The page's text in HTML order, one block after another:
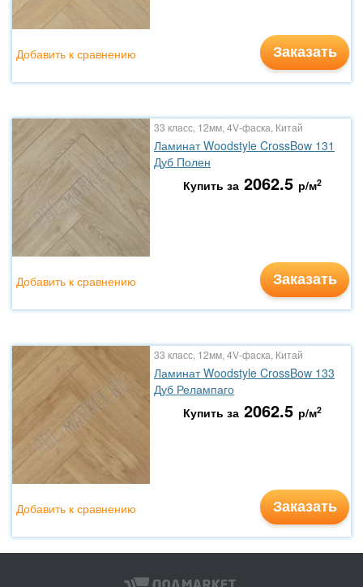
Заказать
Добавить к сравнению
33 класс, 12мм, 4V-фаска, Китай
Ламинат Woodstyle CrossBow 131
Дуб Полен
Купить за 2062.5 р/м2
Заказать
Добавить к сравнению
33 класс, 12мм, 4V-фаска, Китай
Ламинат Woodstyle CrossBow 133
Дуб Релампаго
Купить за 2062.5 р/м2
Заказать
Добавить к сравнению